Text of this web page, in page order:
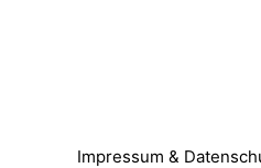
Impressum &